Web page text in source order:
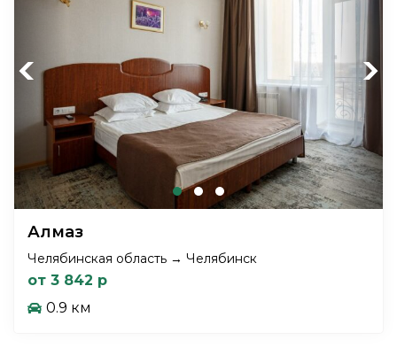
Previous Next
Алмаз
Челябинская область → Челябинск
от 3 842 р
0.9 км